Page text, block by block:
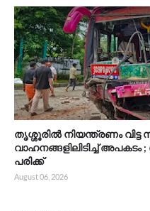
തൃശ്ശൂരിൽ നിയന്ത്രണം
വാഹനങ്ങളിലിടിച്ച് അപകടം ;
പരിക്ക്
August 06, 2026